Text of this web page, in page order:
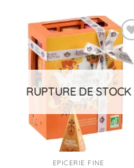
Ajouter
à la
liste
d’envies
RUPTURE DE STOCK
EPICERIE FINE